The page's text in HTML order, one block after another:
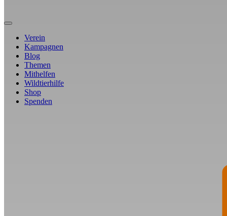
Verein
Kampagnen
Blog
Themen
Mithelfen
Wildtierhilfe
Shop
Spenden